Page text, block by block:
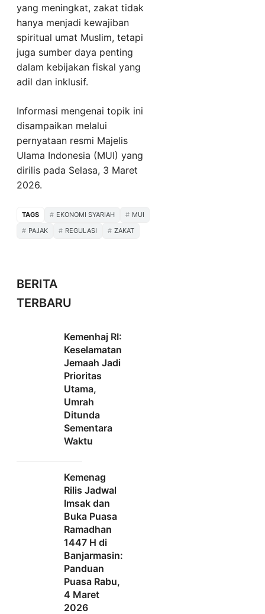
yang meningkat, zakat tidak
hanya menjadi kewajiban
spiritual umat Muslim, tetapi
juga sumber daya penting
dalam kebijakan fiskal yang
adil dan inklusif.
Informasi mengenai topik ini
disampaikan melalui
pernyataan resmi Majelis
Ulama Indonesia (MUI) yang
dirilis pada Selasa, 3 Maret
2026.
TAGS EKONOMI SYARIAH
MUI
PAJAK
REGULASI ZAKAT
BERITA
TERBARU
Kemenhaj RI:
Keselamatan
Jemaah Jadi
Prioritas
Utama,
Umrah
Ditunda
Sementara
Waktu
Kemenag
Rilis Jadwal
Imsak dan
Buka Puasa
Ramadhan
1447 H di
Banjarmasin:
Panduan
Puasa Rabu,
4 Maret
2026